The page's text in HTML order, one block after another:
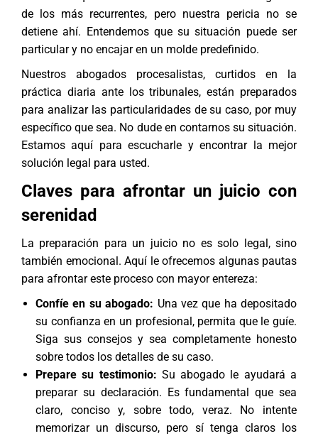
de los más recurrentes, pero nuestra pericia no se
detiene ahí. Entendemos que su situación puede ser
particular y no encajar en un molde predefinido.
Nuestros abogados procesalistas, curtidos en la
práctica diaria ante los tribunales, están preparados
para analizar las particularidades de su caso, por muy
específico que sea. No dude en contarnos su situación.
Estamos aquí para escucharle y encontrar la mejor
solución legal para usted.
Claves para afrontar un juicio con
serenidad
La preparación para un juicio no es solo legal, sino
también emocional. Aquí le ofrecemos algunas pautas
para afrontar este proceso con mayor entereza:
Confíe en su abogado: Una vez que ha depositado
su confianza en un profesional, permita que le guíe.
Siga sus consejos y sea completamente honesto
sobre todos los detalles de su caso.
Prepare su testimonio: Su abogado le ayudará a
preparar su declaración. Es fundamental que sea
claro, conciso y, sobre todo, veraz. No intente
memorizar un discurso, pero sí tenga claros los